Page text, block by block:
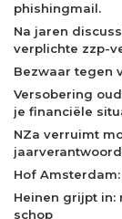
phishingmail.
Na jaren
verplichte zzp-
Bezwaar tegen
Versobering
je financiële
NZa verruimt
Hof
Heinen grijpt in:
schop